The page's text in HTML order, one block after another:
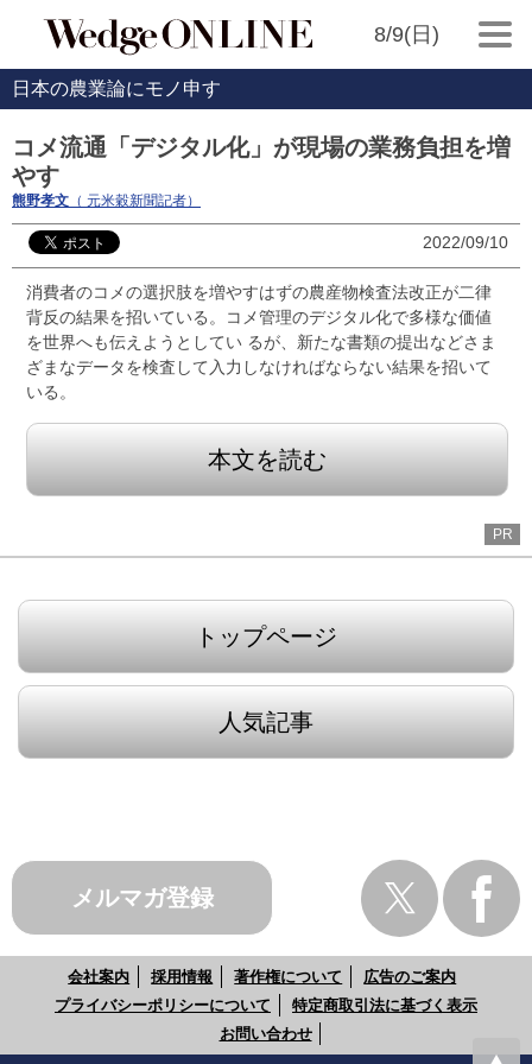
8/9(日)
日本の農業論にモノ申す
コメ流通「デジタル化」が現場の業務負担を増
やす
熊野孝文 （ 元米穀新聞記者）
2022/09/10
消費者のコメの選択肢を増やすはずの農産物検査法改正が二律
背反の結果を招いている。コメ管理のデジタル化で多様な価値
を世界へも伝えようとしてい るが、新たな書類の提出などさま
ざまなデータを検査して入力しなければならない結果を招いて
いる。
本文を読む
PR
トップページ
人気記事
メルマガ登録
会社案内 採用情報 著作権について
広告のご案内
プライバシーポリシーについて
特定商取引法に基づく表示
お問い合わせ